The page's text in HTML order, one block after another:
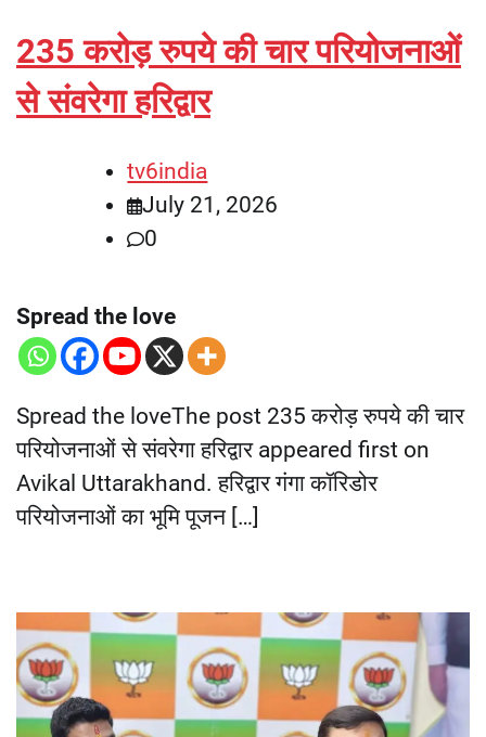
235 करोड़ रुपये की चार परियोजनाओं
से संवरेगा हरिद्वार
tv6india
July 21, 2026
0
Spread the love
Spread the loveThe post 235 करोड़ रुपये की चार
परियोजनाओं से संवरेगा हरिद्वार appeared first on
Avikal Uttarakhand. हरिद्वार गंगा कॉरिडोर
परियोजनाओं का भूमि पूजन […]